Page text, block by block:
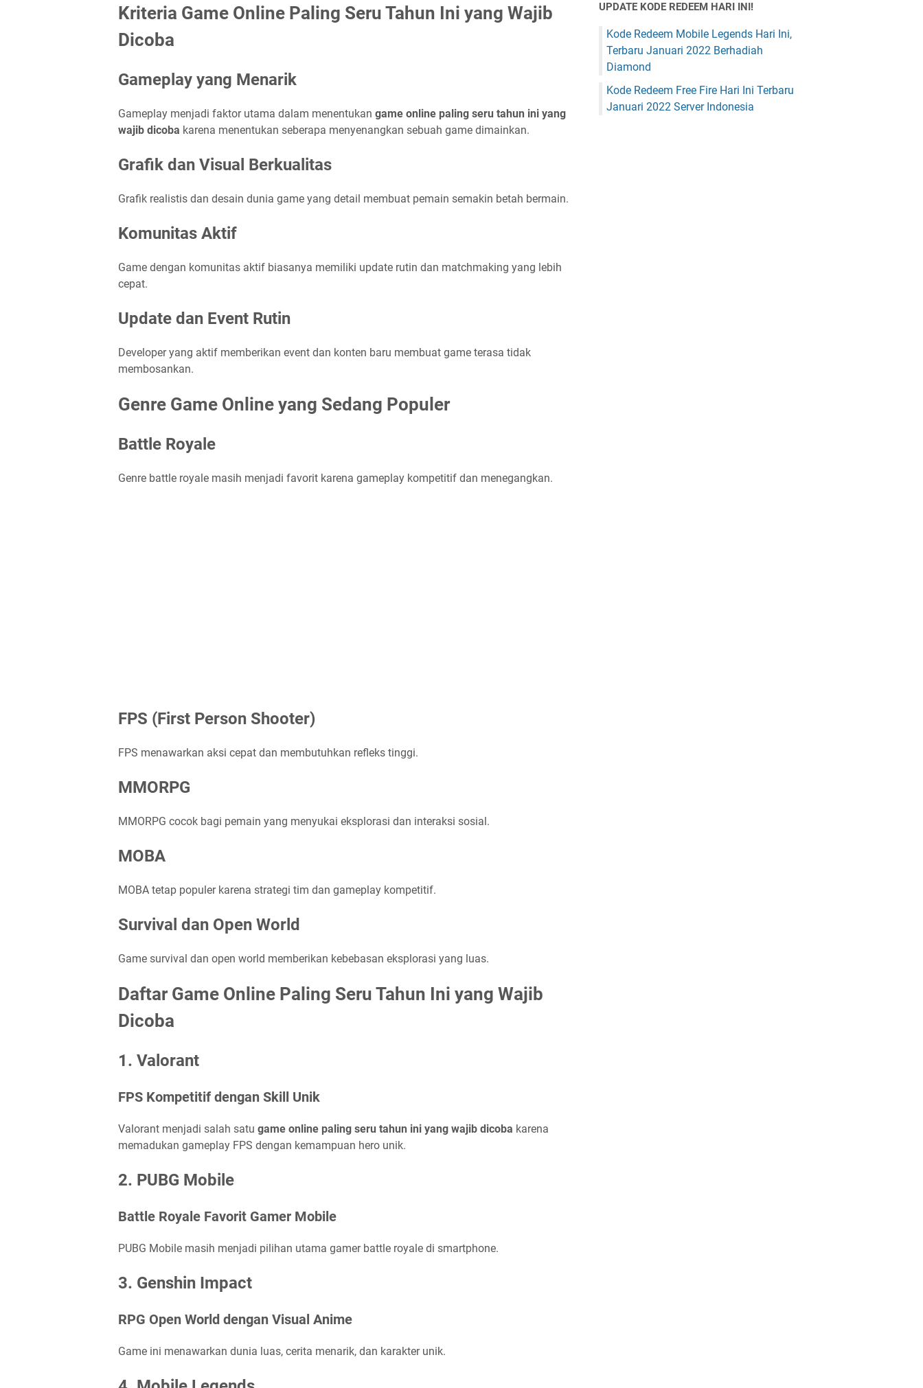
Kriteria Game Online Paling Seru Tahun Ini yang Wajib
Dicoba
Gameplay yang Menarik
Gameplay menjadi faktor utama dalam menentukan game online paling seru tahun ini yang
wajib dicoba karena menentukan seberapa menyenangkan sebuah game dimainkan.
Grafik dan Visual Berkualitas
Grafik realistis dan desain dunia game yang detail membuat pemain semakin betah bermain.
Komunitas Aktif
Game dengan komunitas aktif biasanya memiliki update rutin dan matchmaking yang lebih
cepat.
Update dan Event Rutin
Developer yang aktif memberikan event dan konten baru membuat game terasa tidak
membosankan.
Genre Game Online yang Sedang Populer
Battle Royale
Genre battle royale masih menjadi favorit karena gameplay kompetitif dan menegangkan.
FPS (First Person Shooter)
FPS menawarkan aksi cepat dan membutuhkan refleks tinggi.
MMORPG
MMORPG cocok bagi pemain yang menyukai eksplorasi dan interaksi sosial.
MOBA
MOBA tetap populer karena strategi tim dan gameplay kompetitif.
Survival dan Open World
Game survival dan open world memberikan kebebasan eksplorasi yang luas.
Daftar Game Online Paling Seru Tahun Ini yang Wajib
Dicoba
1. Valorant
FPS Kompetitif dengan Skill Unik
Valorant menjadi salah satu game online paling seru tahun ini yang wajib dicoba karena
memadukan gameplay FPS dengan kemampuan hero unik.
2. PUBG Mobile
Battle Royale Favorit Gamer Mobile
PUBG Mobile masih menjadi pilihan utama gamer battle royale di smartphone.
3. Genshin Impact
RPG Open World dengan Visual Anime
Game ini menawarkan dunia luas, cerita menarik, dan karakter unik.
UPDATE KODE REDEEM HARI INI!
Kode Redeem Mobile Legends Hari Ini,
Terbaru Januari 2022 Berhadiah
Diamond
Kode Redeem Free Fire Hari Ini Terbaru
Januari 2022 Server Indonesia